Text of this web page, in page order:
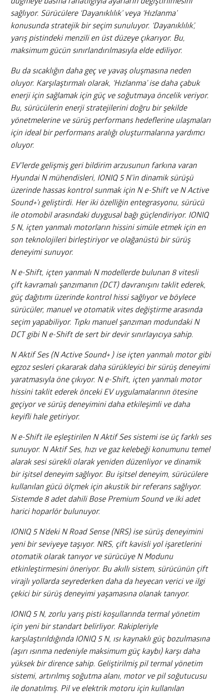
sağlıyor. Sürücülere ‘Dayanıklılık’ veya ‘Hızlanma’
konusunda stratejik bir seçim sunuluyor. ‘Dayanıklılık’,
yarış pistindeki menzili en üst düzeye çıkarıyor. Bu,
maksimum gücün sınırlandırılmasıyla elde ediliyor.
Bu da sıcaklığın daha geç ve yavaş oluşmasına neden
oluyor. Karşılaştırmalı olarak, ‘Hızlanma’ ise daha çabuk
enerji için sağlamak için güç ve soğutmaya öncelik veriyor.
Bu, sürücülerin enerji stratejilerini doğru bir şekilde
yönetmelerine ve sürüş performans hedeflerine ulaşmaları
için ideal bir performans aralığı oluşturmalarına yardımcı
oluyor.
EV’lerde gelişmiş geri bildirim arzusunun farkına varan
Hyundai N mühendisleri, IONIQ 5 N’in dinamik sürüşü
üzerinde hassas kontrol sunmak için N e-Shift ve N Active
Sound+’ı geliştirdi. Her iki özelliğin entegrasyonu, sürücü
ile otomobil arasındaki duygusal bağı güçlendiriyor. IONIQ
5 N, içten yanmalı motorların hissini simüle etmek için en
son teknolojileri birleştiriyor ve olağanüstü bir sürüş
deneyimi sunuyor.
N e-Shift, içten yanmalı N modellerde bulunan 8 vitesli
çift kavramalı şanzımanın (DCT) davranışını taklit ederek,
güç dağıtımı üzerinde kontrol hissi sağlıyor ve böylece
sürücüler, manuel ve otomatik vites değiştirme arasında
seçim yapabiliyor. Tıpkı manuel şanzıman modundaki N
DCT gibi N e-Shift de sert bir devir sınırlayıcıya sahip.
N Aktif Ses (N Active Sound+ ) ise içten yanmalı motor gibi
egzoz sesleri çıkararak daha sürükleyici bir sürüş deneyimi
yaratmasıyla öne çıkıyor. N e-Shift, içten yanmalı motor
hissini taklit ederek önceki EV uygulamalarının ötesine
geçiyor ve sürüş deneyimini daha etkileşimli ve daha
keyifli hale getiriyor.
N e-Shift ile eşleştirilen N Aktif Ses sistemi ise üç farklı ses
sunuyor. N Aktif Ses, hızı ve gaz kelebeği konumunu temel
alarak sesi sürekli olarak yeniden düzenliyor ve dinamik
bir işitsel deneyim sağlıyor. Bu işitsel deneyim, sürücülere
kullanılan gücü ölçmek için akustik bir referans sağlıyor.
Sistemde 8 adet dahili Bose Premium Sound ve iki adet
harici hoparlör bulunuyor.
IONIQ 5 N’deki N Road Sense (NRS) ise sürüş deneyimini
yeni bir seviyeye taşıyor. NRS, çift kavisli yol işaretlerini
otomatik olarak tanıyor ve sürücüye N Modunu
etkinleştirmesini öneriyor. Bu akıllı sistem, sürücünün çift
virajlı yollarda seyrederken daha da heyecan verici ve ilgi
çekici bir sürüş deneyimi yaşamasına olanak tanıyor.
IONIQ 5 N, zorlu yarış pisti koşullarında termal yönetim
için yeni bir standart belirliyor. Rakipleriyle
karşılaştırıldığında IONIQ 5 N, ısı kaynaklı güç bozulmasına
(aşırı ısınma nedeniyle maksimum güç kaybı) karşı daha
yüksek bir dirence sahip. Geliştirilmiş pil termal yönetim
sistemi, artırılmış soğutma alanı, motor ve pil soğutucusu
ile donatılmış. Pil ve elektrik motoru için kullanılan